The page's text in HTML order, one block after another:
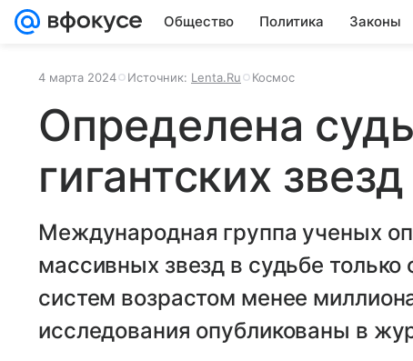
Общество Политика Законы
4 марта 2024 Источник: Lenta.Ru Космос
Определена
гигантских звезд
Международная группа ученых
массивных звезд в судьбе
систем возрастом менее
исследования опубликованы в